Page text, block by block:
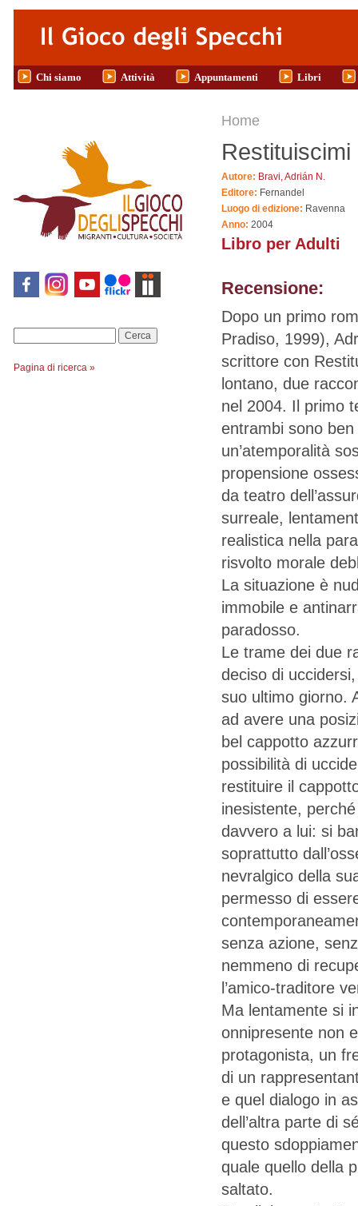
Salta al contenuto principale
Chi siamo Attività Appuntamenti Libri
Pagina di ricerca »
Tu sei qui
Home
Autore: Bravi, Adrián N.
Editore: Fernandel
Luogo di edizione: Ravenna
Anno: 2004
Libro per Adulti
Recensione:
Dopo un primo
Pradiso, 1999),
scrittore con
lontano, due
nel 2004. Il primo
entrambi sono
un’atemporalità
propensione
da teatro
surreale,
realistica nella
risvolto morale
La situazione è
immobile e
paradosso.
Le trame dei due
deciso di
suo ultimo giorno.
ad avere una
bel cappotto
possibilità di
restituire il
inesistente,
davvero a lui: si
soprattutto
nevralgico della
permesso di
senza azione,
nemmeno di
l’amico-traditore
Ma lentamente si
onnipresente non
protagonista, un
di un
e quel dialogo in
dell’altra parte di
questo
quale quello della
saltato.